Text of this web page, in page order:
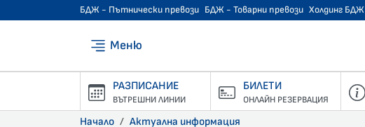
БДЖ - Пътнически превози БДЖ - Товарни превози Холдинг БДЖ
Меню
РАЗПИСАНИЕ
ВЪТРЕШНИ ЛИНИИ
БИЛЕТИ
ОНЛАЙН РЕЗЕРВАЦИЯ
Начало Актуална информация